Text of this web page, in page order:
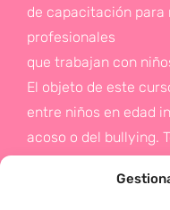
de capacitación para
profesionales
que trabajan con
El objeto de este
entre niños en edad
acoso o del bullying.
de la prevención a